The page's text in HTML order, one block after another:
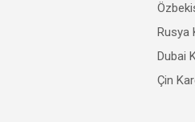
Rusya
Dubai
Çin